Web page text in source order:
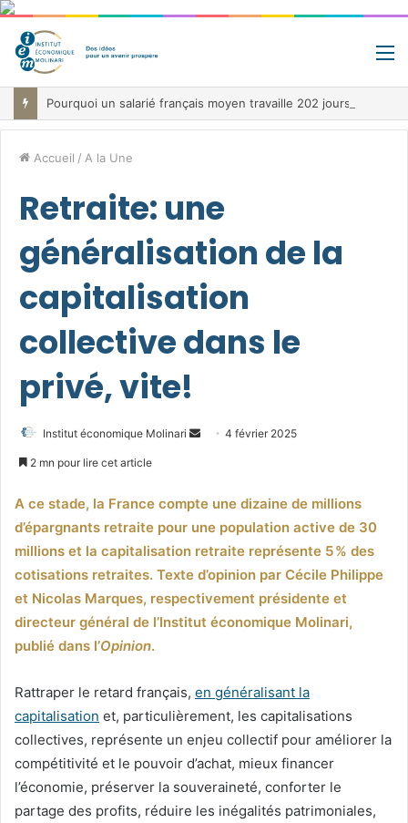
Accueil / A la Une
Retraite: une
généralisation de la
capitalisation
collective dans le
privé, vite!
Institut économique Molinari
Envoyer4 février 2025
2 mn pour lire cet article
A ce stade, la France compte une dizaine de millions
d’épargnants retraite pour une population active de 30
millions et la capitalisation retraite représente 5 % des
cotisations retraites. Texte d’opinion par Cécile Philippe
et Nicolas Marques, respectivement présidente et
directeur général de l’Institut économique Molinari,
publié dans l’Opinion.
Rattraper le retard français, en généralisant la
capitalisation et, particulièrement, les capitalisations
collectives, représente un enjeu collectif pour améliorer la
compétitivité et le pouvoir d’achat, mieux financer
l’économie, préserver la souveraineté, conforter le
partage des profits, réduire les inégalités patrimoniales,